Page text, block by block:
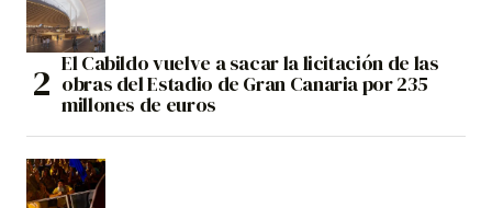
El Cabildo vuelve a sacar la licitación de las
obras del Estadio de Gran Canaria por 235
millones de euros